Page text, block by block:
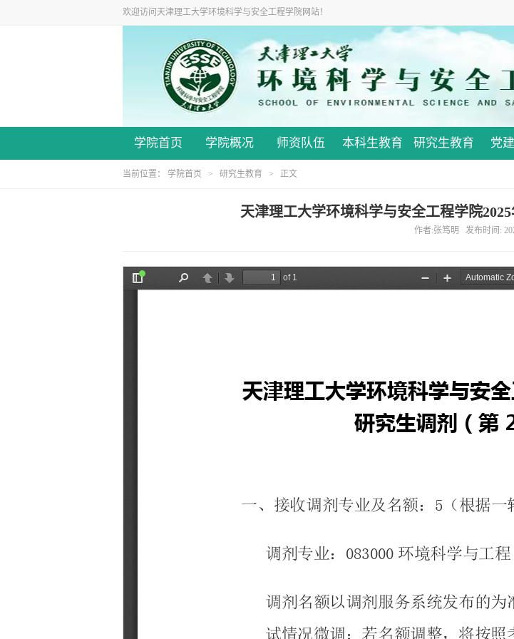
欢迎访问天津理工大学环境科学与安全工程学院网站！
学院首页 学院概况 师资队伍 本科生教育 研究生教育 党
当前位置： 学院首页 > 研究生教育 > 正文
天津理工大学环境科学与安全工程学院
作者:张笃明 发布时间: